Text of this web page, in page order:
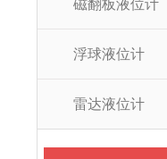
磁翻板液位计
浮球液位计
雷达液位计